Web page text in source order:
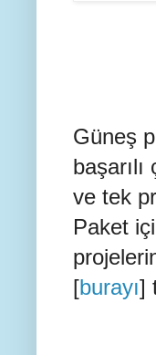
Güneş
ve tek
Paket
[burayı]